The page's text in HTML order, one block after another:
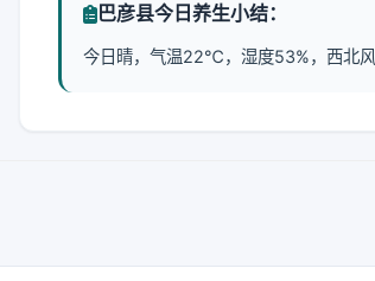
巴彦县今日养生小结：
今日晴，气温22℃，湿度53%，西北风